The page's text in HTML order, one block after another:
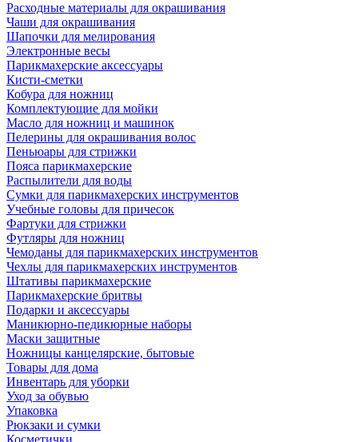
Расходные материалы для окрашивания
Чаши для окрашивания
Шапочки для мелирования
Электронные весы
Парикмахерские аксессуары
Кисти-сметки
Кобура для ножниц
Комплектующие для мойки
Масло для ножниц и машинок
Пелерины для окрашивания волос
Пеньюары для стрижки
Пояса парикмахерские
Распылители для воды
Сумки для парикмахерских инструментов
Учебные головы для причесок
Фартуки для стрижки
Футляры для ножниц
Чемоданы для парикмахерских инструментов
Чехлы для парикмахерских инструментов
Штативы парикмахерские
Парикмахерские бритвы
Подарки и аксессуары
Маникюрно-педикюрные наборы
Маски защитные
Ножницы канцелярские, бытовые
Товары для дома
Инвентарь для уборки
Уход за обувью
Упаковка
Рюкзаки и сумки
Косметички